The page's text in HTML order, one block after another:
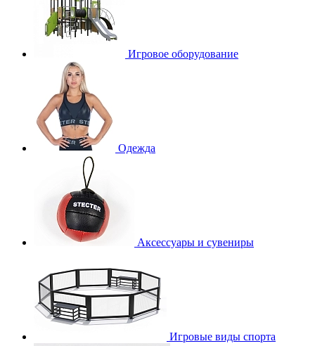
Игровое оборудование
Одежда
Аксессуары и сувениры
Игровые виды спорта